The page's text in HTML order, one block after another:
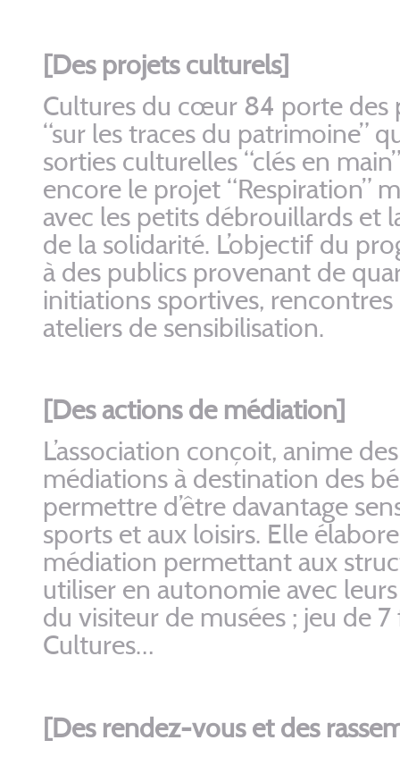
[Des projets culturels]
Cultures du cœur 84 porte des
“sur les traces du patrimoine”
sorties culturelles “clés en
encore le projet “Respiration”
avec les petits débrouillards et
de la solidarité. L’objectif du
à des publics provenant de
initiations sportives,
ateliers de sensibilisation.
[Des actions de médiation]
L’association conçoit, anime
médiations à destination des
permettre d’être davantage
sports et aux loisirs. Elle
médiation permettant aux
utiliser en autonomie avec
du visiteur de musées ; jeu de
Cultures…
[Des rendez-vous et des